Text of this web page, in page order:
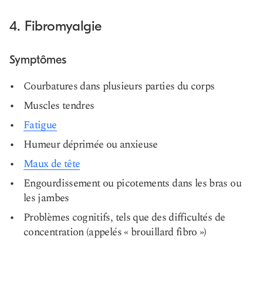
4. Fibromyalgie
Symptômes
Courbatures dans plusieurs parties du corps
Muscles tendres
Fatigue
Humeur déprimée ou anxieuse
Maux de tête
Engourdissement ou picotements dans les bras ou
les jambes
Problèmes cognitifs, tels que des difficultés de
concentration (appelés « brouillard fibro »)